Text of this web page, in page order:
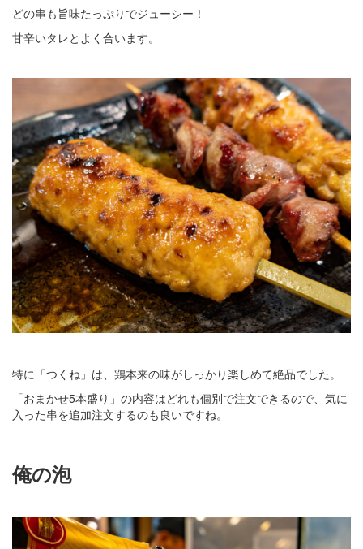
どの串も旨味たっぷりでジューシー！
甘辛いタレとよく合います。
特に「つくね」は、鶏本来の味がしっかり楽しめて絶品でした。
「おまかせ5本盛り」の内容はどれも個別で注文できるので、気に
入った串を追加注文するのも良いですね。
俺の泡